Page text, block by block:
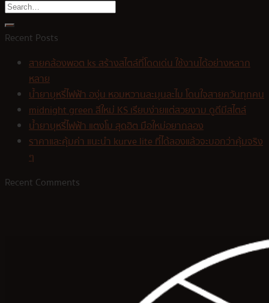
Recent Posts
สายคล้องพอต ks สร้างสไตล์ที่โดดเด่น ใช้งานได้อย่างหลาก
หลาย
น้ำยาบุหรี่ไฟฟ้า องุ่น หอมหวานละมุนละไม โดนใจสายควันทุกคน
midnight green สีใหม่ KS เรียบง่ายแต่สวยงาม ดูดีมีสไตล์
น้ำยาบุหรี่ไฟฟ้า แตงโม สุดฮิต มือใหม่อยากลอง
ราคาและคุ้มค่า แนะนำ kurve lite ที่ได้ลองแล้วจะบอกว่าคุ้มจริง
ๆ
Recent Comments